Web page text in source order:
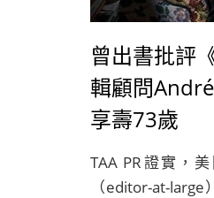
曾出書批評
輯顧問
享壽73歲
TAA PR證實，
（editor-at-